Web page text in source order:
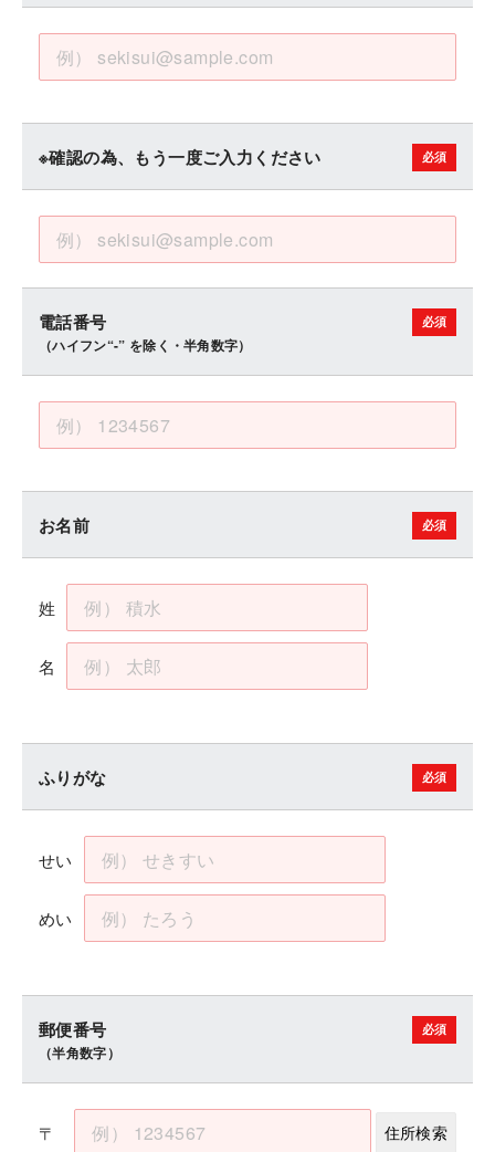
※確認の為、もう一度ご入力ください
電話番号
（ハイフン“-” を除く・半角数字）
お名前
姓
名
ふりがな
せい
めい
郵便番号
（半角数字）
〒 住所検索